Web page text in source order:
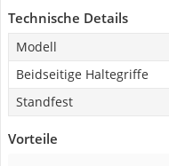
Technische Details
Modell
Beidseitige Haltegriffe
Standfest
Vorteile